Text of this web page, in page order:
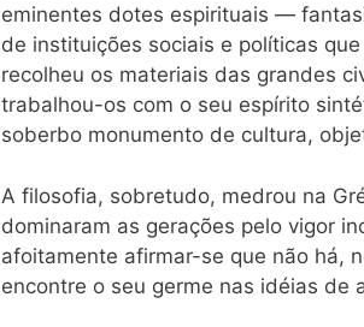
eminentes dotes espirituais —
de instituições sociais e políticas
recolheu os materiais das grandes
trabalhou-os com o seu espírito
soberbo monumento de cultura,
A filosofia, sobretudo, medrou na
dominaram as gerações pelo vigor
afoitamente afirmar-se que não há,
encontre o seu germe nas idéias de